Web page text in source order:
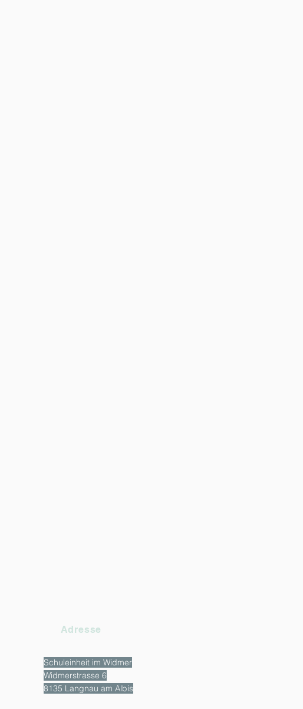
Adresse
Schuleinheit im Widmer
Widmerstrasse 6
8135 Langnau am Albis